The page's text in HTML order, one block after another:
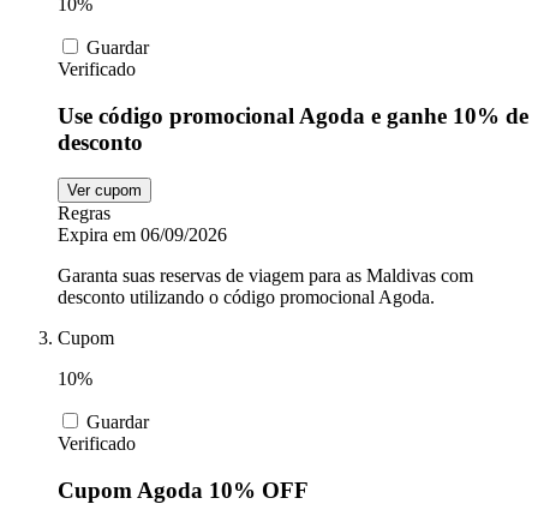
10%
Guardar
Verificado
Use código promocional Agoda e ganhe 10% de
desconto
Ver cupom
Regras
Expira em 06/09/2026
Garanta suas reservas de viagem para as Maldivas com
desconto utilizando o código promocional Agoda.
Cupom
10%
Guardar
Verificado
Cupom Agoda 10% OFF